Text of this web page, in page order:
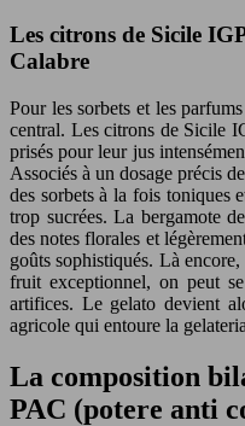
Les citrons de Sicile
Calabre
Pour les sorbets et les
central. Les citrons de Sicile
prisés pour leur jus
Associés à un dosage précis
des sorbets à la fois toniques
trop sucrées. La bergamote
des notes florales et
goûts sophistiqués. Là
fruit exceptionnel, on peut
artifices. Le gelato devient
agricole qui entoure la
La composition
PAC (potere anti